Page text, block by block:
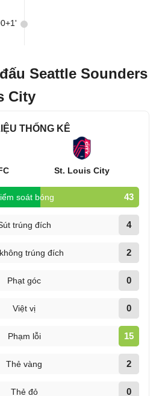
Seattle Sounders
City
THỐNG KÊ
St. Louis City
soát bóng 43
trúng đích 4
trúng đích 2
Phạt góc 0
Việt vị 0
Phạm lỗi 15
Thẻ vàng 2
Thẻ đỏ 0